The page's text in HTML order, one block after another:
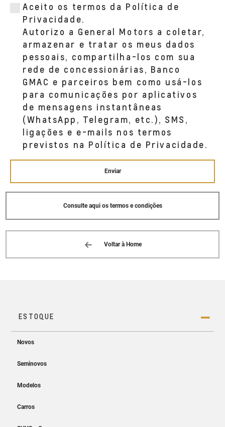
Aceito os termos da Política de
Privacidade.
Autorizo a General Motors a coletar,
armazenar e tratar os meus dados
pessoais, compartilha-los com sua
rede de concessionárias, Banco
GMAC e parceiros bem como usá-los
para comunicações por aplicativos
de mensagens instantâneas
(WhatsApp, Telegram, etc.), SMS,
ligações e e-mails nos termos
previstos na Política de Privacidade.
Enviar
Consulte aqui os termos e condições
Voltar à Home